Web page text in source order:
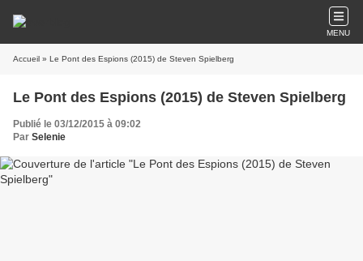
MENU
Accueil » Le Pont des Espions (2015) de Steven Spielberg
Le Pont des Espions (2015) de Steven Spielberg
Publié le 03/12/2015 à 09:02
Par Selenie